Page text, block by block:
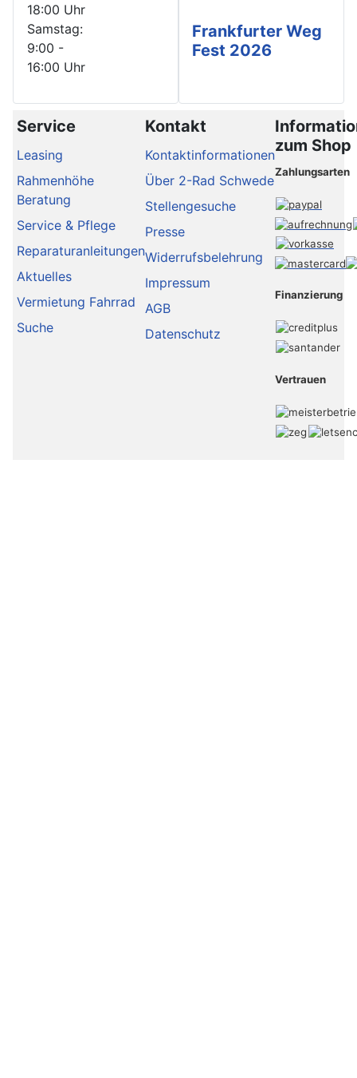
18:00 Uhr
Samstag:
9:00 -
16:00 Uhr
Frankfurter Weg
Fest 2026
Service
Leasing
Rahmenhöhe
Beratung
Service & Pflege
Reparaturanleitungen
Aktuelles
Vermietung Fahrrad
Suche
Kontakt
Kontaktinformationen
Über 2-Rad Schwede
Stellengesuche
Presse
Widerrufsbelehrung
Impressum
AGB
Datenschutz
zum Shop
Zahlungsarten
Finanzierung
Vertrauen